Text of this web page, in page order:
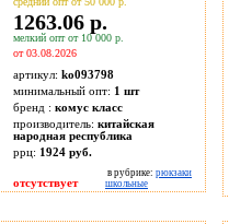
1263.06 р.
мелкий опт от 10 000 р.
от 03.08.2026
артикул: ko093798
минимальный опт: 1 шт
бренд : комус класс
производитель: китайская
народная республика
ррц: 1924 руб.
отсутствует
в рубрике: рюкзаки
школьные